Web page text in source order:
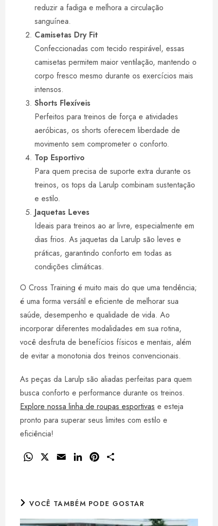
reduzir a fadiga e melhora a circulação
sanguínea.
Camisetas Dry Fit
Confeccionadas com tecido respirável, essas
camisetas permitem maior ventilação, mantendo o
corpo fresco mesmo durante os exercícios mais
intensos.
Shorts Flexíveis
Perfeitos para treinos de força e atividades
aeróbicas, os shorts oferecem liberdade de
movimento sem comprometer o conforto.
Top Esportivo
Para quem precisa de suporte extra durante os
treinos, os tops da Larulp combinam sustentação
e estilo.
Jaquetas Leves
Ideais para treinos ao ar livre, especialmente em
dias frios. As jaquetas da Larulp são leves e
práticas, garantindo conforto em todas as
condições climáticas.
O Cross Training é muito mais do que uma tendência;
é uma forma versátil e eficiente de melhorar sua
saúde, desempenho e qualidade de vida. Ao
incorporar diferentes modalidades em sua rotina,
você desfruta de benefícios físicos e mentais, além
de evitar a monotonia dos treinos convencionais.
As peças da Larulp são aliadas perfeitas para quem
busca conforto e performance durante os treinos.
Explore nossa linha de roupas esportivas e esteja
pronto para superar seus limites com estilo e
eficiência!
W
s
A
l
e
d
e
r
e
VOCÊ TAMBÉM PODE GOSTAR